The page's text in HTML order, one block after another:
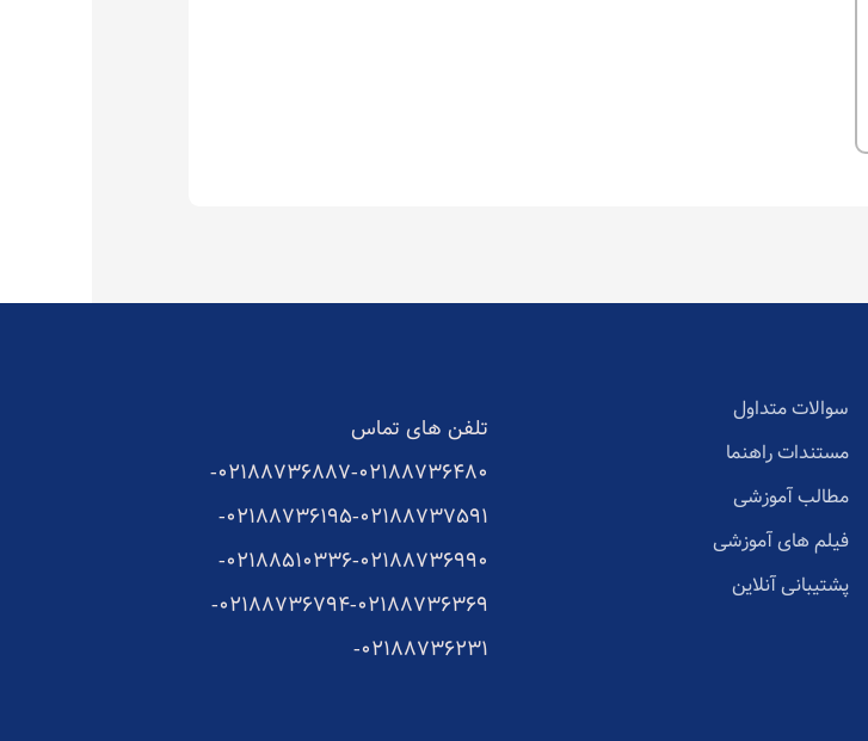
سوالات متداول
مستندات راهنما
مطالب آموزشی
فیلم های آموزشی
پشتیبانی آنلاین
تلفن های تماس
02188736887-02188736480-
02188736195-02188737591-
02188510336-02188736990-
02188736794-02188736369-
02188736231-